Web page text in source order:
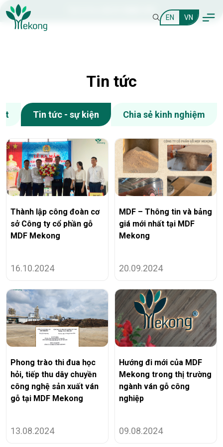
EN VN
Tin tức
Tin tức - sự kiện Chia sẻ kinh nghiệm
Thành lập công đoàn cơ
sở Công ty cổ phần gỗ
MDF Mekong
16.10.2024
MDF – Thông tin và bảng
giá mới nhất tại MDF
Mekong
20.09.2024
Phong trào thi đua học
hỏi, tiếp thu dây chuyền
công nghệ sản xuất ván
gỗ tại MDF Mekong
13.08.2024
Hướng đi mới của MDF
Mekong trong thị trường
ngành ván gỗ công
nghiệp
09.08.2024